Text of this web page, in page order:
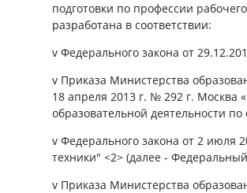
подготовки по профессии
разработана в соответствии:
v Федерального закона от
v Приказа Министерства
18 апреля 2013 г. № 292 г. Москва
образовательной деятельности
v Федерального закона от 2 июля
техники" <2> (далее -
v Приказа Министерства